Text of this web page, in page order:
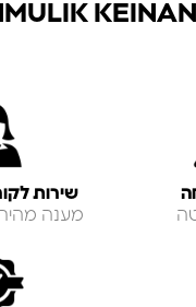
שירות
מענה מהיר,